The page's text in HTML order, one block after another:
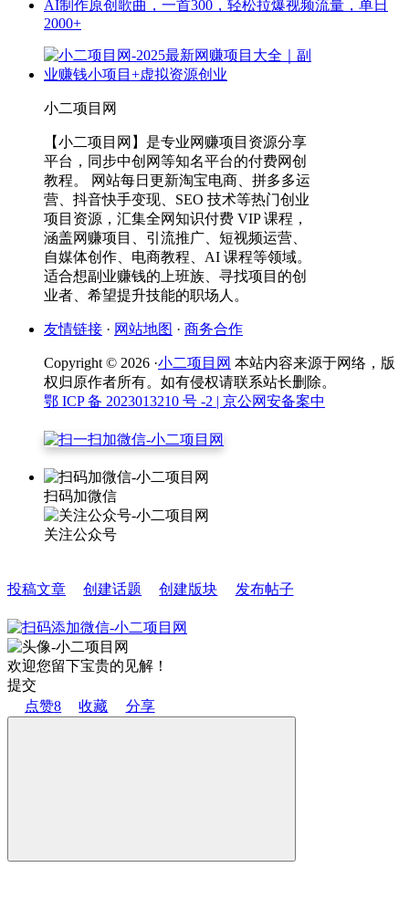
AI制作原创歌曲，一首300，轻松拉爆视频流量，单日
2000+
小二项目网
【小二项目网】是专业网赚项目资源分享
平台，同步中创网等知名平台的付费网创
教程。 网站每日更新淘宝电商、拼多多运
营、抖音快手变现、SEO 技术等热门创业
项目资源，汇集全网知识付费 VIP 课程，
涵盖网赚项目、引流推广、短视频运营、
自媒体创作、电商教程、AI 课程等领域。
适合想副业赚钱的上班族、寻找项目的创
业者、希望提升技能的职场人。
友情链接 · 网站地图 · 商务合作
Copyright © 2026 ·小二项目网 本站内容来源于网络，版
权归原作者所有。如有侵权请联系站长删除。
鄂 ICP 备 2023013210 号 -2 | 京公网安备案中
扫码加微信
关注公众号
投稿文章 创建话题 创建版块 发布帖子
欢迎您留下宝贵的见解！
提交
点赞8 收藏 分享